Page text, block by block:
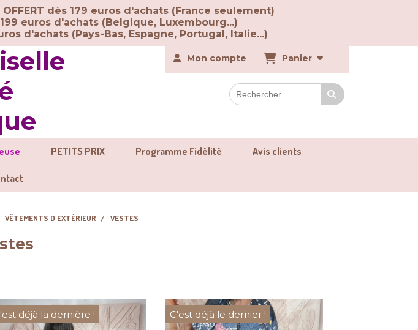
dès 179 euros d'achats (France seulement)
euros d'achats (Belgique, Luxembourg...)
d'achats (Pays-Bas, Espagne, Portugal, Italie...)
Mon compte Panier
PETITS PRIX Programme Fidélité Avis clients
VÊTEMENTS D'EXTÉRIEUR VESTES
déjà la dernière ! C'est déjà le dernier !